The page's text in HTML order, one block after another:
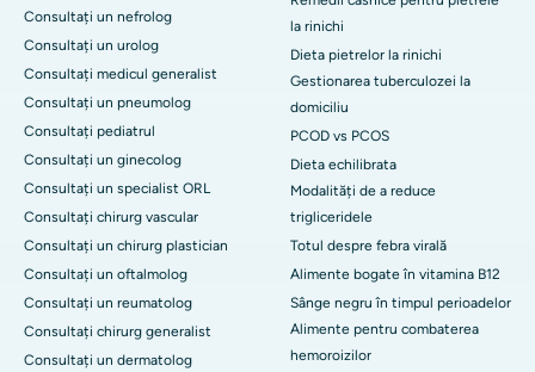
Consultați un nefrolog
Consultați un urolog
Consultați medicul generalist
Consultați un pneumolog
Consultați pediatrul
Consultați un ginecolog
Consultați un specialist ORL
Consultați chirurg vascular
Consultați un chirurg plastician
Consultați un oftalmolog
Consultați un reumatolog
Consultați chirurg generalist
Consultați un dermatolog
la rinichi
Dieta pietrelor la rinichi
Gestionarea tuberculozei la
domiciliu
PCOD vs PCOS
Dieta echilibrata
Modalități de a reduce
trigliceridele
Totul despre febra virală
Alimente bogate în vitamina B12
Sânge negru în timpul perioadelor
Alimente pentru combaterea
hemoroizilor